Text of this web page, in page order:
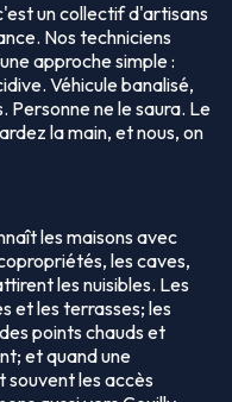
un collectif d'artisans
Nos techniciens
approche simple :
Véhicule banalisé,
Personne ne le saura. Le
la main, et nous, on
les maisons avec
les caves,
les nuisibles. Les
et les terrasses; les
points chauds et
et quand une
souvent les accès